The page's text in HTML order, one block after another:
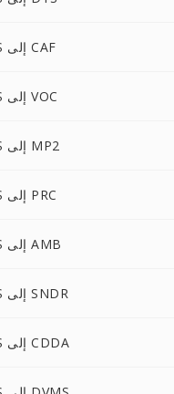
CVS إلى CAF
CVS إلى VOC
CVS إلى MP2
CVS إلى PRC
CVS إلى AMB
CVS إلى SNDR
CVS إلى CDDA